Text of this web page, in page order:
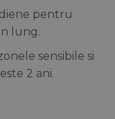
pentru
lung.
sensibile si
2 ani.